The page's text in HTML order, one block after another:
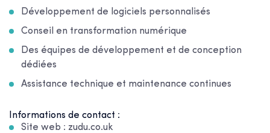
Développement de logiciels personnalisés
Conseil en transformation numérique
Des équipes de développement et de conception
dédiées
Assistance technique et maintenance continues
Informations de contact :
Site web : zudu.co.uk